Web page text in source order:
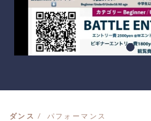
ダンス パフォーマンス